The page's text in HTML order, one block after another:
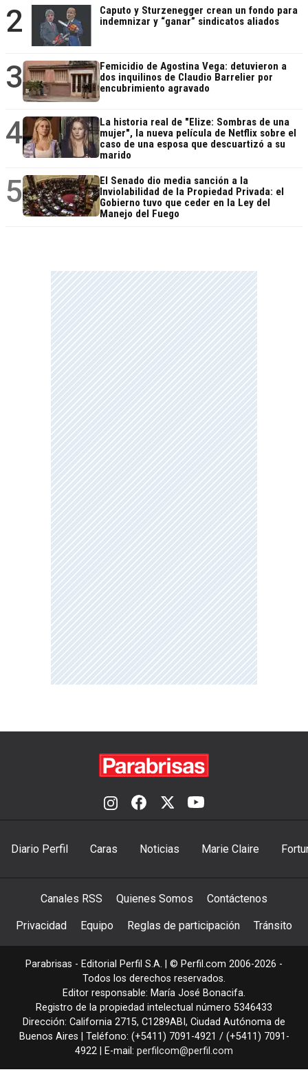
2
Caputo y Sturzenegger crean un fondo para
indemnizar y “ganar” sindicatos aliados
3
Femicidio de Agostina Vega: detuvieron a
dos inquilinos de Claudio Barrelier por
encubrimiento agravado
4
La historia real de "Elize: Sombras de una
mujer", la nueva película de Netflix sobre el
caso de una esposa que descuartizó a su
marido
5
El Senado dio media sanción a la
Inviolabilidad de la Propiedad Privada: el
Gobierno tuvo que ceder en la Ley del
Manejo del Fuego
Diario Perfil Caras Noticias Marie Claire
Canales RSS Quienes Somos Contáctenos
Privacidad Equipo Reglas de participación Tránsito
Parabrisas - Editorial Perfil S.A. | © Perfil.com 2006-2026 -
Todos los derechos reservados.
Editor responsable: María José Bonacifa.
Registro de la propiedad intelectual número 5346433
Dirección: California 2715, C1289ABI , Ciudad Autónoma de
Buenos Aires | Teléfono: (+5411) 7091-4921 / (+5411) 7091-
4922 | E-mail: perfilcom@perfil.com